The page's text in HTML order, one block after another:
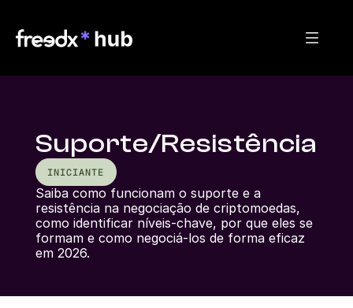
Suporte/Resistência
INICIANTE
Saiba como funcionam o suporte e a
resistência na negociação de criptomoedas,
como identificar níveis-chave, por que eles se
formam e como negociá-los de forma eficaz
em 2026.